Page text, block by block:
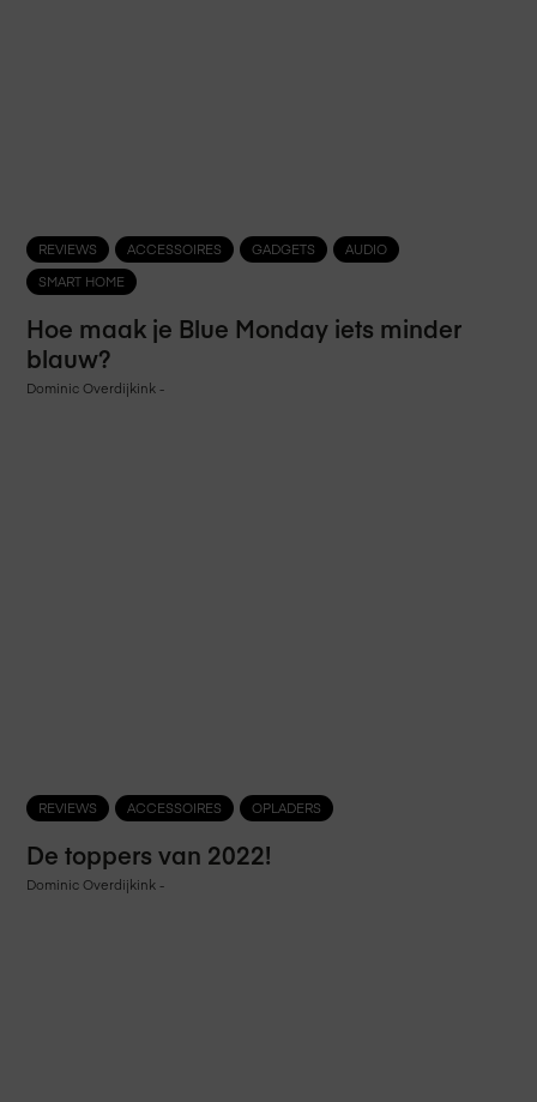
REVIEWS ACCESSOIRES GADGETS
AUDIO
SMART HOME
Hoe maak je Blue Monday iets minder
blauw?
Dominic Overdijkink -
REVIEWS ACCESSOIRES OPLADERS
De toppers van 2022!
Dominic Overdijkink -